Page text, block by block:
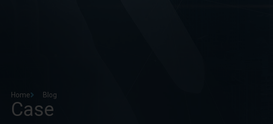
Home Blog
Case